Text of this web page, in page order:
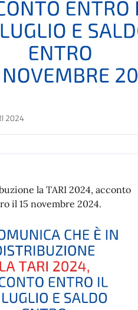
2024
la TARI 2024, acconto
il 15 novembre 2024.